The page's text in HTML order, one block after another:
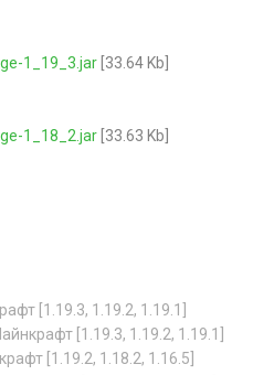
1_19_3.jar [33.64 Kb]
1_18_2.jar [33.63 Kb]
[1.19.3, 1.19.2, 1.19.1]
[1.19.3, 1.19.2, 1.19.1]
[1.19.2, 1.18.2, 1.16.5]